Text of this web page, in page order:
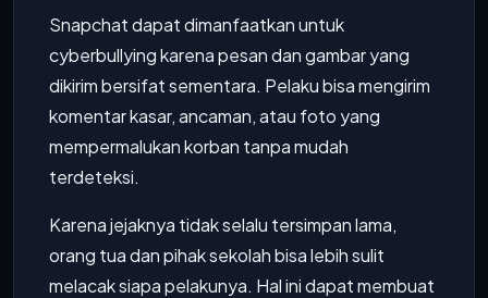
Snapchat dapat dimanfaatkan untuk
cyberbullying karena pesan dan gambar yang
dikirim bersifat sementara. Pelaku bisa mengirim
komentar kasar, ancaman, atau foto yang
mempermalukan korban tanpa mudah
terdeteksi.
Karena jejaknya tidak selalu tersimpan lama,
orang tua dan pihak sekolah bisa lebih sulit
melacak siapa pelakunya. Hal ini dapat membuat